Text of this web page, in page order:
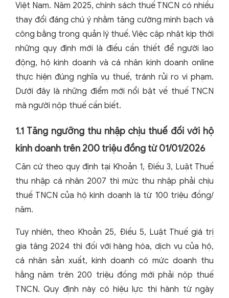
Việt Nam. Năm 2025, chính sách thuế TNCN có nhiều
thay đổi đáng chú ý nhằm tăng cường minh bạch và
công bằng trong quản lý thuế. Việc cập nhật kịp thời
những quy định mới là điều cần thiết để người lao
động, hộ kinh doanh và cá nhân kinh doanh online
thực hiện đúng nghĩa vụ thuế, tránh rủi ro vi phạm.
Dưới đây là những điểm mới nổi bật về thuế TNCN
mà người nộp thuế cần biết.
1.1 Tăng ngưỡng thu nhập chịu thuế đối với hộ
kinh doanh trên 200 triệu đồng từ 01/01/2026
Căn cứ theo quy định tại Khoản 1, Điều 3, Luật Thuế
thu nhập cá nhân 2007 thì mức thu nhập phải chịu
thuế TNCN của hộ kinh doanh là từ 100 triệu đồng/
năm.
Tuy nhiên, theo Khoản 25, Điều 5, Luật Thuế giá trị
gia tăng 2024 thì đối với hàng hóa, dịch vụ của hộ,
cá nhân sản xuất, kinh doanh có mức doanh thu
hằng năm trên 200 triệu đồng mới phải nộp thuế
TNCN. Quy định này có hiệu lực thi hành từ ngày